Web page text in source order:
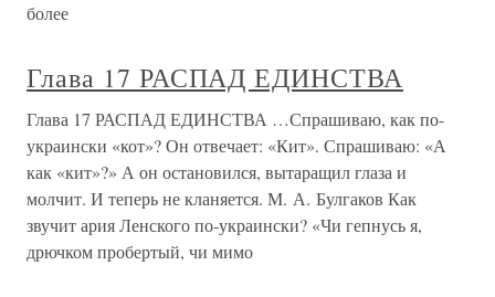
более
Глава 17 РАСПАД ЕДИНСТВА
Глава 17 РАСПАД ЕДИНСТВА …Спрашиваю, как по-
украински «кот»? Он отвечает: «Кит». Спрашиваю: «А
как «кит»?» А он остановился, вытаращил глаза и
молчит. И теперь не кланяется. М. А. Булгаков Как
звучит ария Ленского по-украински? «Чи гепнусь я,
дрючком пробертый, чи мимо